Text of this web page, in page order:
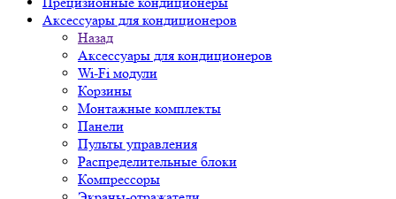
Аксессуары для кондиционеров
Назад
Аксессуары для кондиционеров
Wi-Fi модули
Корзины
Монтажные комплекты
Панели
Пульты управления
Распределительные блоки
Компрессоры